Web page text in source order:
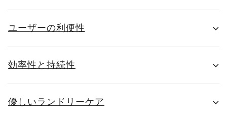
ユーザーの利便性
効率性と持続性
優しいランドリーケア